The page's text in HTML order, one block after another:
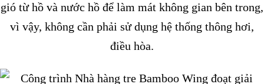
gió từ hồ và nước hồ để làm mát không gian bên trong,
vì vậy, không cần phải sử dụng hệ thống thông hơi,
điều hòa.